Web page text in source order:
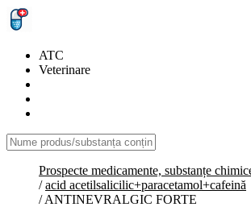
ATC
Veterinare
Prospecte medicamente, substanțe
/ acid acetilsalicilic+paracetamol+cafeină
/ ANTINEVRALGIC FORTE